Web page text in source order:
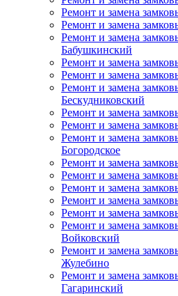
Ремонт и замена
Ремонт и замена
Ремонт и замена
Бабушкинский
Ремонт и замена
Ремонт и замена
Ремонт и замена
Бескудниковский
Ремонт и замена
Ремонт и замена
Ремонт и замена
Богородское
Ремонт и замена
Ремонт и замена
Ремонт и замена
Ремонт и замена
Ремонт и замена
Ремонт и замена
Войковский
Ремонт и замена
Жулебино
Ремонт и замена
Гагаринский